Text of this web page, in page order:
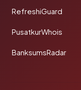
RefreshiGuard
PusatkurWhois
BanksumsRadar